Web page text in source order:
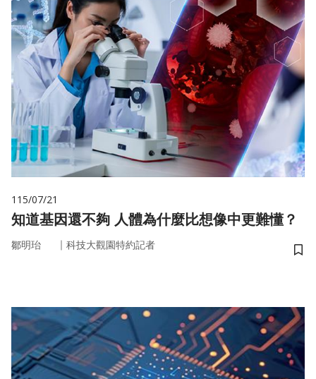
115/07/21
知道基因還不夠 人體為什麼比想像中更難懂？
鄒明珆 ｜ 科技大觀園特約記者
儲